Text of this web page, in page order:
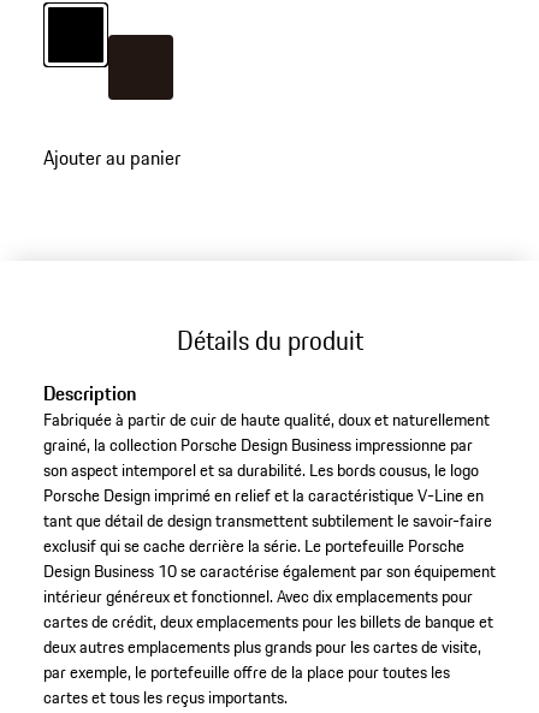
Couleur
Ajouter au panier
Détails du produit
Description
Fabriquée à partir de cuir de haute qualité, doux et naturellement
grainé, la collection Porsche Design Business impressionne par
son aspect intemporel et sa durabilité. Les bords cousus, le logo
Porsche Design imprimé en relief et la caractéristique V-Line en
tant que détail de design transmettent subtilement le savoir-faire
exclusif qui se cache derrière la série. Le portefeuille Porsche
Design Business 10 se caractérise également par son équipement
intérieur généreux et fonctionnel. Avec dix emplacements pour
cartes de crédit, deux emplacements pour les billets de banque et
deux autres emplacements plus grands pour les cartes de visite,
par exemple, le portefeuille offre de la place pour toutes les
cartes et tous les reçus importants.